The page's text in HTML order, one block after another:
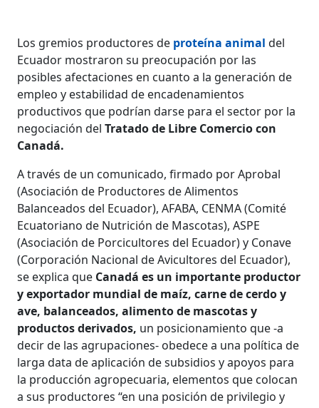
Los gremios productores de proteína animal del
Ecuador mostraron su preocupación por las
posibles afectaciones en cuanto a la generación de
empleo y estabilidad de encadenamientos
productivos que podrían darse para el sector por la
negociación delTratado de Libre Comercio con
Canadá.
A través de un comunicado, firmado por Aprobal
(Asociación de Productores de Alimentos
Balanceados del Ecuador), AFABA, CENMA (Comité
Ecuatoriano de Nutrición de Mascotas), ASPE
(Asociación de Porcicultores del Ecuador) y Conave
(Corporación Nacional de Avicultores del Ecuador),
se explica que Canadá es un importante productor
y exportador mundial de maíz, carne de cerdo y
ave, balanceados, alimento de mascotas y
productos derivados, un posicionamiento que -a
decir de las agrupaciones- obedece a una política de
larga data de aplicación de subsidios y apoyos para
la producción agropecuaria, elementos que colocan
a sus productores “en una posición de privilegio y